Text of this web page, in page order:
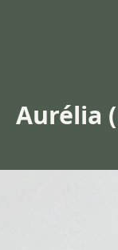
Aurélia